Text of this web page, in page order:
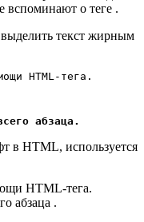
о теге .
текст жирным
HTML-тега.
абзаца.
в HTML, используется
HTML-тега.
абзаца .